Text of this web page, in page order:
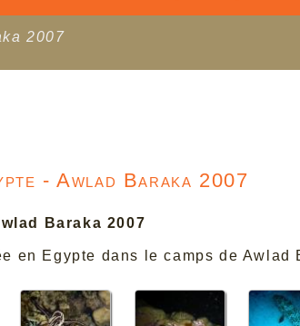
2007
- Awlad Baraka 2007
Baraka 2007
en Egypte dans le camps de Awlad